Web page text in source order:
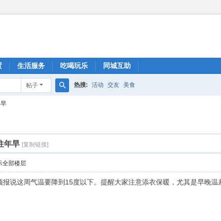
生活服务 吃喝玩乐 同城互助
帖子 热搜: 活动 交友 美食
年早 [复制链接]
全部楼层
说这周气温要降到15度以下。提醒大家注意添衣保暖，尤其是早晚